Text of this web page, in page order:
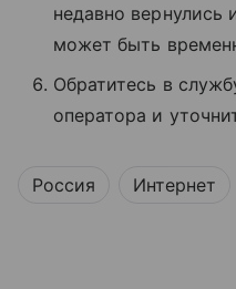
недавно вернулись
может быть
Обратитесь в
оператора и
Россия Интернет